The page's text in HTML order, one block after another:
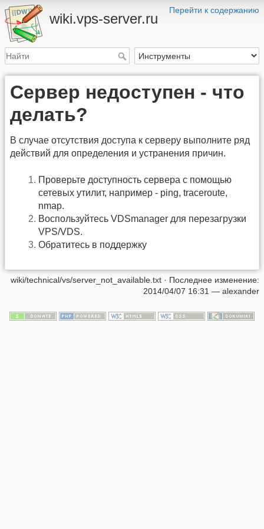
Перейти к содержанию
wiki.vps-server.ru
Сервер недоступен - что
делать?
В случае отсутствия доступа к серверу выполните ряд
действий для определения и устранения причин.
Проверьте доступность сервера с помощью
сетевых утилит, например - ping, traceroute,
nmap.
Воспользуйтесь VDSmanager для перезагрузки
VPS/VDS.
Обратитесь в поддержку
wiki/technical/vs/server_not_available.txt · Последнее изменение:
2014/04/07 16:31 — alexander